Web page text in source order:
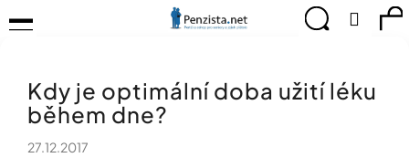
na
TIPY
PRO
ZDRAVÍ
Hledat
Menu
Kdy je optimální doba užití léku
během dne?
27.12.2017
o
C
o